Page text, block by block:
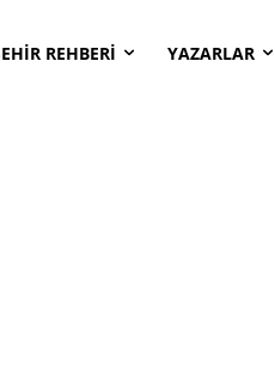
REHBERİ YAZARLAR